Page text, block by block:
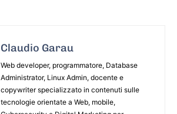
Claudio Garau
Web developer, programmatore, Database
Administrator, Linux Admin, docente e
copywriter specializzato in contenuti sulle
tecnologie orientate a Web, mobile,